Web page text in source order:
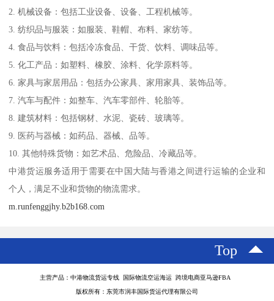
2. 机械设备：包括工业设备、设备、工程机械等。
3. 纺织品与服装：如服装、鞋帽、布料、家纺等。
4. 食品与饮料：包括冷冻食品、干货、饮料、调味品等。
5. 化工产品：如塑料、橡胶、涂料、化学原料等。
6. 家具与家居用品：包括办公家具、家用家具、装饰品等。
7. 汽车与配件：如整车、汽车零部件、轮胎等。
8. 建筑材料：包括钢材、水泥、瓷砖、玻璃等。
9. 医药与器械：如药品、器械、品等。
10. 其他特殊货物：如艺术品、危险品、冷藏品等。
中港货运服务适用于需要在中国大陆与香港之间进行运输的企业和
个人，满足不业和货物的物流需求。
m.runfenggjhy.b2b168.com
Top
主营产品：中港物流货运专线 国际物流空运海运 跨境电商亚马逊FBA
版权所有：东莞市润丰国际货运代理有限公司